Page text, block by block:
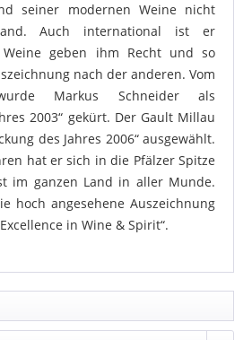
seiner modernen Weine nicht
Auch international ist er
Weine geben ihm Recht und so
nach der anderen. Vom
Markus Schneider als
2003“ gekürt. Der Gault Millau
des Jahres 2006“ ausgewählt.
hat er sich in die Pfälzer Spitze
im ganzen Land in aller Munde.
hoch angesehene Auszeichnung
in Wine & Spirit“.